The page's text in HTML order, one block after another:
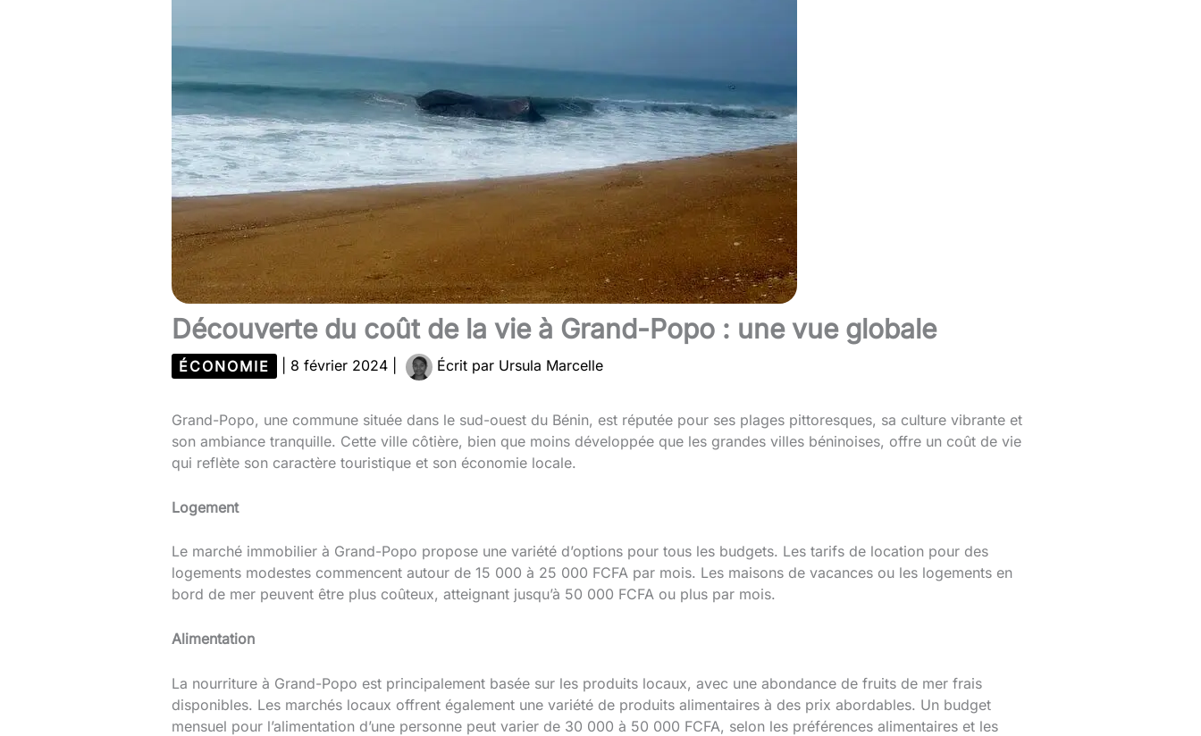
Découverte du coût de la vie à Grand-Popo : une vue globale
ÉCONOMIE 8 février 2024 Écrit par Ursula Marcelle
Grand-Popo, une commune située dans le sud-ouest du Bénin, est réputée pour ses plages pittoresques, sa culture vibrante et
son ambiance tranquille. Cette ville côtière, bien que moins développée que les grandes villes béninoises, offre un coût de vie
qui reflète son caractère touristique et son économie locale.
Logement
Le marché immobilier à Grand-Popo propose une variété d’options pour tous les budgets. Les tarifs de location pour des
logements modestes commencent autour de 15 000 à 25 000 FCFA par mois. Les maisons de vacances ou les logements en
bord de mer peuvent être plus coûteux, atteignant jusqu’à 50 000 FCFA ou plus par mois.
Alimentation
La nourriture à Grand-Popo est principalement basée sur les produits locaux, avec une abondance de fruits de mer frais
disponibles. Les marchés locaux offrent également une variété de produits alimentaires à des prix abordables. Un budget
mensuel pour l’alimentation d’une personne peut varier de 30 000 à 50 000 FCFA, selon les préférences alimentaires et les